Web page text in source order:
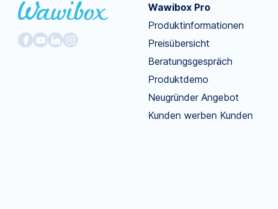
Wawibox Pro
Produktinformationen
Preisübersicht
Beratungsgespräch
Produktdemo
Neugründer Angebot
Kunden werben Kunden